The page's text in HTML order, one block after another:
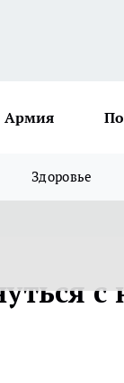
Армия
Здоровье